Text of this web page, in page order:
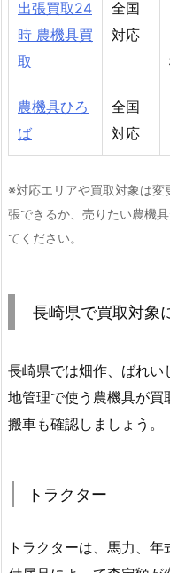
出張買取24
時 農機具買
取
全国
対応
農機具ひろ
ば
全国
対応
※対応エリアや買取対象は変
張できるか、売りたい農機
てください。
長崎県で買取対象
長崎県では畑作、ばれい
地管理で使う農機具が買
搬車も確認しましょう。
トラクター
トラクターは、馬力、